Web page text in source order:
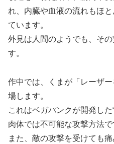
れ、内臓や血液の流れもほ
ています。
外見は人間のようでも、そ
す。
作中では、くまが「レーザ
場します。
これはベガパンクが開発し
肉体では不可能な攻撃方法で
また、敵の攻撃を受けても